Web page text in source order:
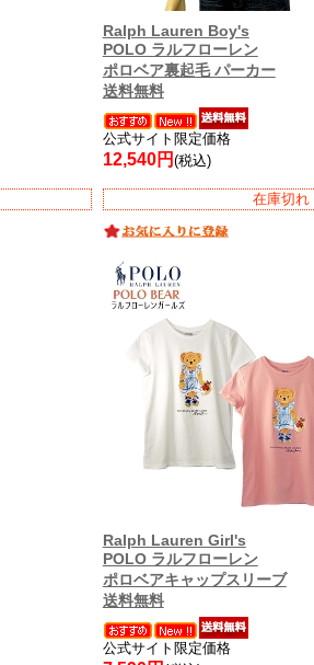
Ralph Lauren Boy's
POLO ラルフローレン
ポロベア裏起毛 パーカー
送料無料
公式サイト限定価格
12,540円 (税込)
在庫切れ
Ralph Lauren Girl's
POLO ラルフローレン
ポロベアキャップスリーブ
送料無料
公式サイト限定価格